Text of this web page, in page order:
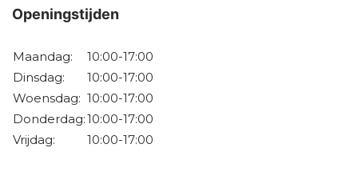
Openingstijden
Maandag:
10:00-17:00
Dinsdag:
10:00-17:00
Woensdag: 10:00-17:00
Donderdag:10:00-17:00
Vrijdag:
10:00-17:00